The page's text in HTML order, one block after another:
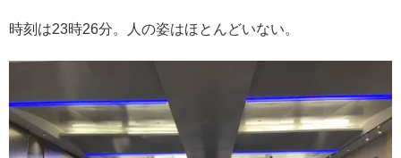
時刻は23時26分。人の姿はほとんどいない。